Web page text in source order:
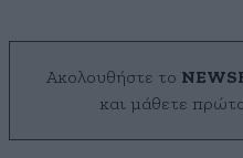
Ακολουθήστε το
και μάθετε